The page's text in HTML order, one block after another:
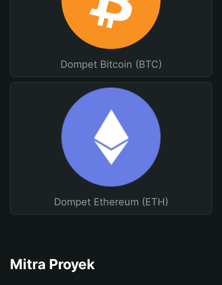
Dompet Bitcoin (BTC)
Dompet Ethereum (ETH)
Mitra Proyek